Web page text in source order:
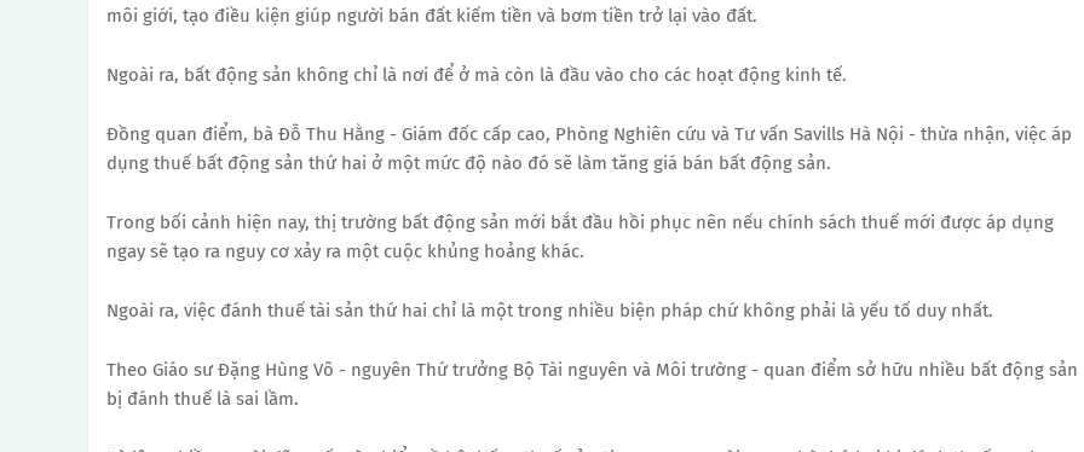
môi giới, tạo điều kiện giúp người bán đất kiếm tiền và bơm tiền trở lại vào đất.
Ngoài ra, bất động sản không chỉ là nơi để ở mà còn là đầu vào cho các hoạt động kinh tế.
Đồng quan điểm, bà Đỗ Thu Hằng - Giám đốc cấp cao, Phòng Nghiên cứu và Tư vấn Savills Hà Nội - thừa nhận, việc áp
dụng thuế bất động sản thứ hai ở một mức độ nào đó sẽ làm tăng giá bán bất động sản.
Trong bối cảnh hiện nay, thị trường bất động sản mới bắt đầu hồi phục nên nếu chính sách thuế mới được áp dụng
ngay sẽ tạo ra nguy cơ xảy ra một cuộc khủng hoảng khác.
Ngoài ra, việc đánh thuế tài sản thứ hai chỉ là một trong nhiều biện pháp chứ không phải là yếu tố duy nhất.
Theo Giáo sư Đặng Hùng Võ - nguyên Thứ trưởng Bộ Tài nguyên và Môi trường - quan điểm sở hữu nhiều bất động sản
bị đánh thuế là sai lầm.